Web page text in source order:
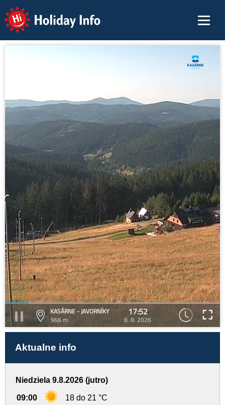
Holiday Info
KASÁRNE - JAVORNÍKY
966 m
17:52
8. 8. 2026
Aktualne info
Niedziela 9.8.2026 (jutro)
09:00 18 do 21 °C